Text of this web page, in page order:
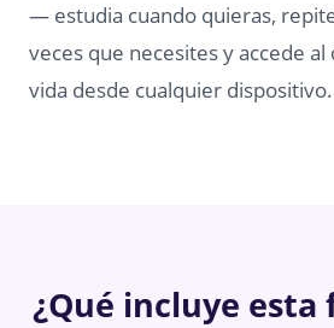
— estudia cuando quieras,
veces que necesites y accede
vida desde cualquier dispositivo.
¿Qué incluye esta